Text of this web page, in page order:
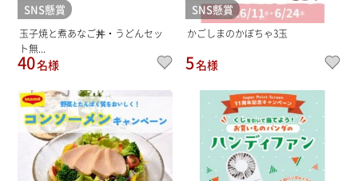
SNS懸賞
玉子焼と煮あなご丼・うどんセッ
ト無...
40名様
SNS懸賞
かごしまのかぼちゃ3玉
5名様